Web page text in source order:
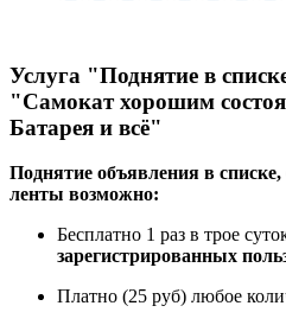
Услуга "Поднятие в
"Самокат хорошим
Батарея и всё"
Поднятие объявления в списке,
ленты возможно:
Бесплатно 1 раз в трое
зарегистрированных
Платно (25 руб) любое